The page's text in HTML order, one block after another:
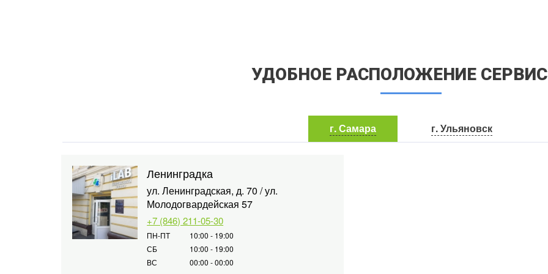
УДОБНОЕ РАСПОЛОЖЕНИЕ
г. Самара г. Ульяновск
Ленинградка
ул. Ленинградская, д. 70 / ул.
Молодогвардейская 57
+7 (846) 211-05-30
ПН-ПТ
10:00 - 19:00
СБ
10:00 - 19:00
ВС
00:00 - 00:00